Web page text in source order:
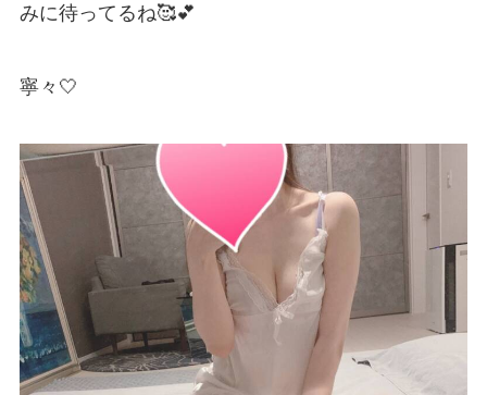
みに待ってるね🥰💕
寧々🤍